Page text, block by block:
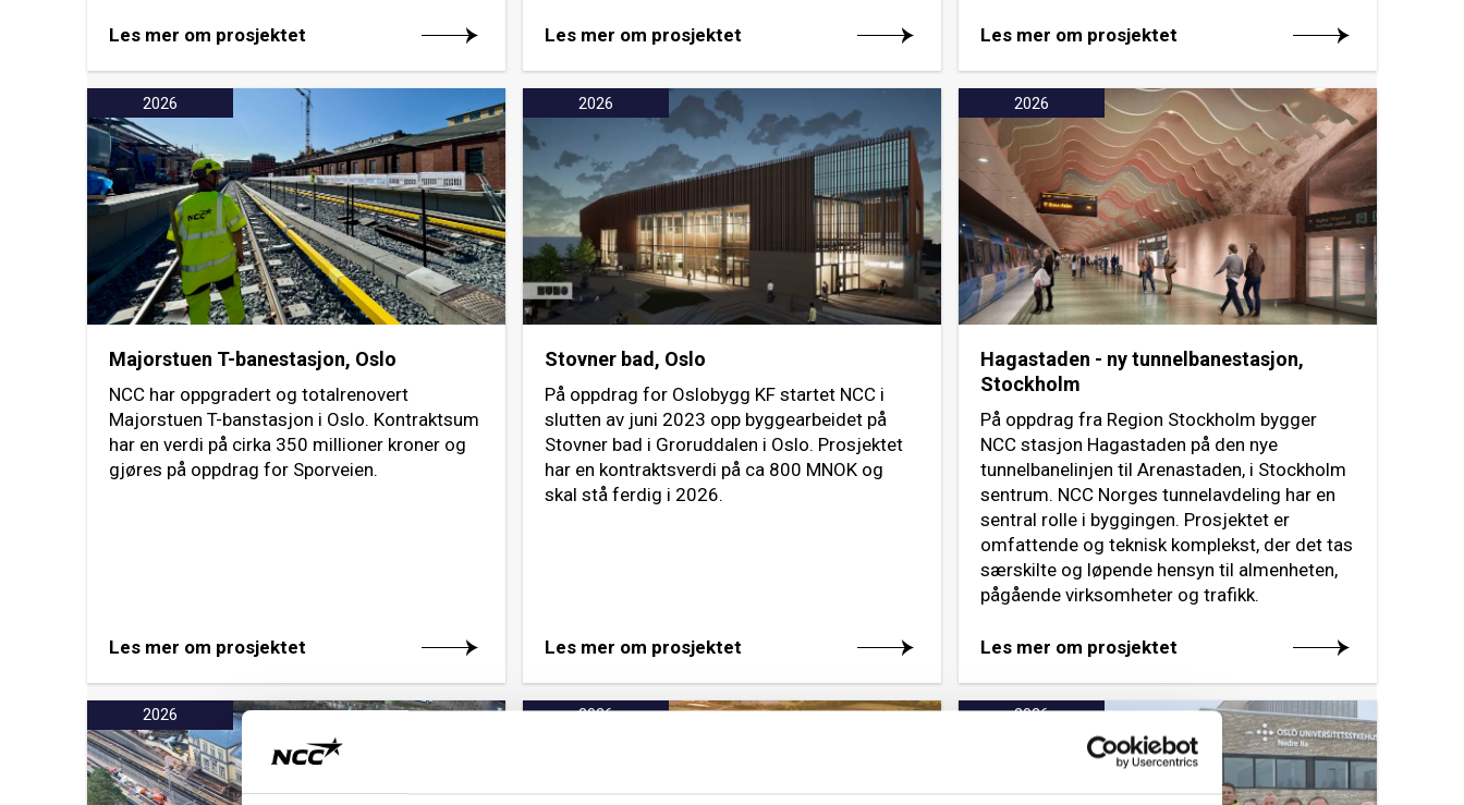
Les mer om prosjektet Les mer om prosjektet Les mer om prosjektet
2026
Majorstuen T-banestasjon, Oslo
NCC har oppgradert og totalrenovert
Majorstuen T-banstasjon i Oslo. Kontraktsum
har en verdi på cirka 350 millioner kroner og
gjøres på oppdrag for Sporveien.
Les mer om prosjektet
2026
Stovner bad, Oslo
På oppdrag for Oslobygg KF startet NCC i
slutten av juni 2023 opp byggearbeidet på
Stovner bad i Groruddalen i Oslo. Prosjektet
har en kontraktsverdi på ca 800 MNOK og
skal stå ferdig i 2026.
Les mer om prosjektet
2026
Hagastaden - ny tunnelbanestasjon,
Stockholm
På oppdrag fra Region Stockholm bygger
NCC stasjon Hagastaden på den nye
tunnelbanelinjen til Arenastaden, i Stockholm
sentrum. NCC Norges tunnelavdeling har en
sentral rolle i byggingen. Prosjektet er
omfattende og teknisk komplekst, der det tas
særskilte og løpende hensyn til almenheten,
pågående virksomheter og trafikk.
Les mer om prosjektet
2026 2026 2026